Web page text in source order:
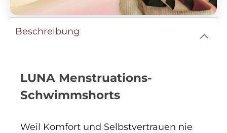
Beschreibung
LUNA Menstruations-
Schwimmshorts
Weil Komfort und Selbstvertrauen nie